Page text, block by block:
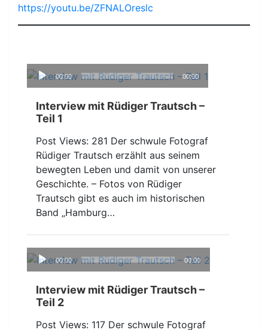
https://youtu.be/ZFNALOreslc
Audio-
00:00 00:00
Interview mit Rüdiger Trautsch –
Teil 1
Post Views: 281 Der schwule Fotograf
Rüdiger Trautsch erzählt aus seinem
bewegten Leben und damit von unserer
Geschichte. – Fotos von Rüdiger
Trautsch gibt es auch im historischen
Band „Hamburg…
Audio-
00:00 00:00
Interview mit Rüdiger Trautsch –
Teil 2
Post Views: 117 Der schwule Fotograf